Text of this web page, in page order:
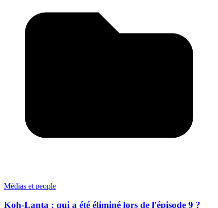
Médias et people
Koh-Lanta : qui a été éliminé lors de l'épisode 9 ?